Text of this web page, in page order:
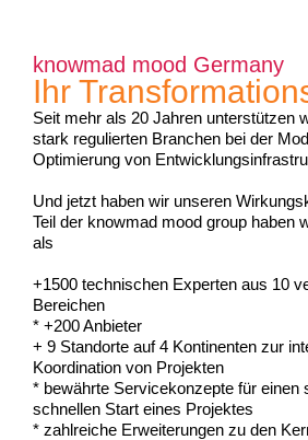
Werkzeuge für Kunden in den
CI, CD oder DevOps. Sie
Coaching,
umfassenden
technologische Relevanz
Effizienz zu gewährleisten.
Potenzial in der
auszuschöpfen.
knowmad mood Germany
Ihr
Seit mehr als 20 Jahren unterstützen
stark regulierten Branchen bei der
Optimierung von
Und jetzt haben wir unseren
Teil der knowmad mood group haben
als
+1500 technischen Experten aus 10
Bereichen
* +200 Anbieter
+ 9 Standorte auf 4 Kontinenten zur
Koordination von Projekten
* bewährte Servicekonzepte für einen
schnellen Start eines Projektes
* zahlreiche Erweiterungen zu den